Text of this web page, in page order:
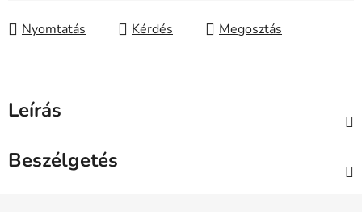
Nyomtatás
Kérdés Megosztás
Leírás
Beszélgetés